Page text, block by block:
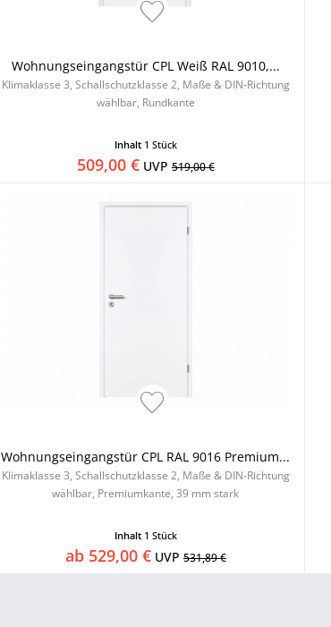
Wohnungseingangstür CPL Weiß RAL 9010,...
Klimaklasse 3, Schallschutzklasse 2, Maße & DIN-Richtung
wählbar, Rundkante
Inhalt 1 Stück
509,00 €UVP519,00 €
Wohnungseingangstür CPL RAL 9016 Premium...
Klimaklasse 3, Schallschutzklasse 2, Maße & DIN-Richtung
wählbar, Premiumkante, 39 mm stark
Inhalt 1 Stück
ab 529,00 €UVP531,89 €